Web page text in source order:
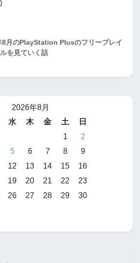
8月のPlayStation Plusのフリープレイ
を見ていく話
2026年8月
水 木 金 土
日
1
2
5 6 7 8
9
12 13 14 15
16
19 20 21 22
23
26 27 28 29
30